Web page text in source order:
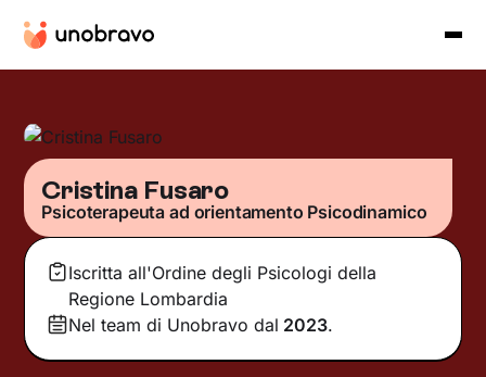
Cristina Fusaro
Psicoterapeuta ad orientamento Psicodinamico
Iscritta all'Ordine degli Psicologi della
Regione Lombardia
Nel team di Unobravo dal 2023.